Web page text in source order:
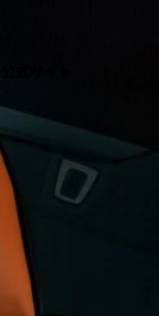
式サイト